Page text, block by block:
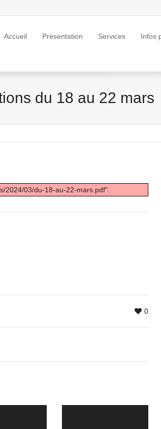
Accueil Présentation Services Infos
du 18 au 22 mars
2024/03/du-18-au-22-mars.pdf".
0